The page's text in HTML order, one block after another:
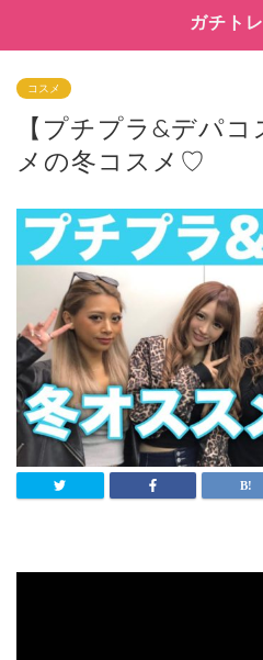
ガチト
コスメ
【プチプラ&デパ
メの冬コスメ♡